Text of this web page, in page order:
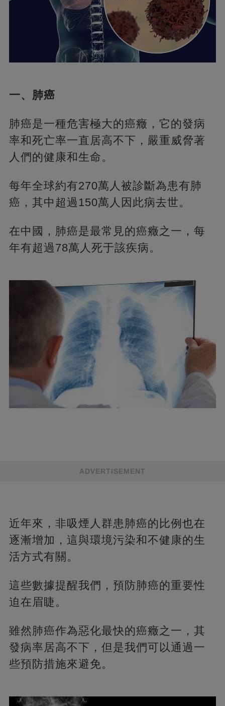
一、肺癌
肺癌是一種危害極大的癌癥，它的發病
率和死亡率一直居高不下，嚴重威脅著
人們的健康和生命。
每年全球約有270萬人被診斷為患有肺
癌，其中超過150萬人因此病去世。
在中國，肺癌是最常見的癌癥之一，每
年有超過78萬人死于該疾病。
ADVERTISEMENT
近年來，非吸煙人群患肺癌的比例也在
逐漸增加，這與環境污染和不健康的生
活方式有關。
這些數據提醒我們，預防肺癌的重要性
迫在眉睫。
雖然肺癌作為惡化最快的癌癥之一，其
發病率居高不下，但是我們可以通過一
些預防措施來避免。